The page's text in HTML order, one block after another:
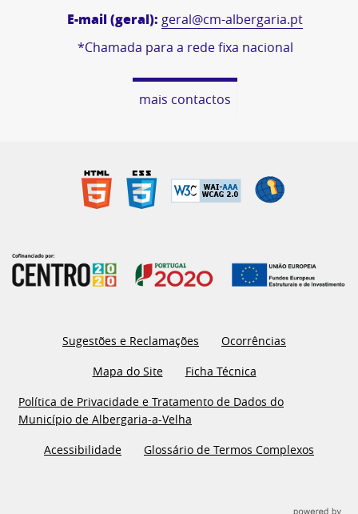
E-mail (geral): geral@cm-albergaria.pt
*Chamada para a rede fixa nacional
mais contactos
Sugestões e Reclamações
Ocorrências
Mapa do Site
Ficha Técnica
Política de Privacidade e Tratamento de Dados do
Município de Albergaria-a-Velha
Acessibilidade
Glossário de Termos Complexos